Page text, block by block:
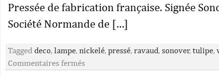
Pressée de fabrication française. Signée
Société Normande de […]
Tagged deco, lampe, nickelé, pressé, ravaud, sonover, tulipe,
Commentaires fermés